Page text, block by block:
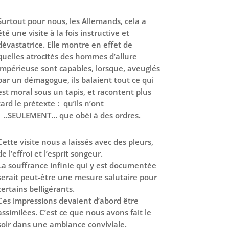
pour nous, les Allemands, cela a
une visite à la fois instructive et
Elle montre en effet de
atrocités des hommes d’allure
sont capables, lorsque, aveuglés
un démagogue, ils balaient tout ce qui
moral sous un tapis, et racontent plus
le prétexte : qu’ils n’ont
que obéi à des ordres.
visite nous a laissés avec des pleurs,
l’effroi et l’esprit songeur.
souffrance infinie qui y est documentée
peut-être une mesure salutaire pour
belligérants.
impressions devaient d’abord être
C’est ce que nous avons fait le
dans une ambiance conviviale.